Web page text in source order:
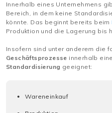
Innerhalb eines Unternehmens
Bereich, in dem keine
könnte. Das beginnt bereits beim
Produktion und die Lagerung bis
Insofern sind unter anderem die
Geschäftsprozesse innerhalb
Standardisierung geeignet:
Wareneinkauf